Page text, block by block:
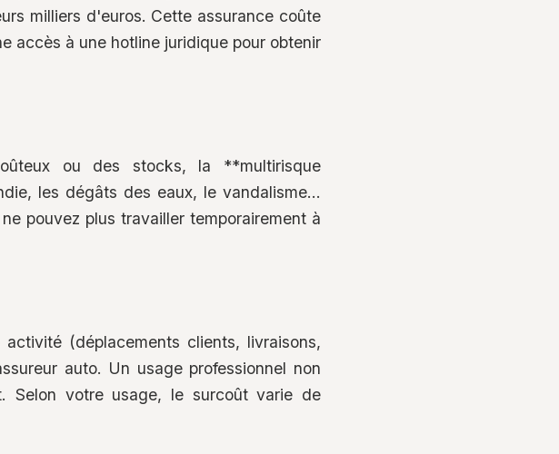
milliers d'euros. Cette assurance coûte
accès à une hotline juridique pour obtenir
ou des stocks, la **multirisque
les dégâts des eaux, le vandalisme...
pouvez plus travailler temporairement à
(déplacements clients, livraisons,
auto. Un usage professionnel non
Selon votre usage, le surcoût varie de